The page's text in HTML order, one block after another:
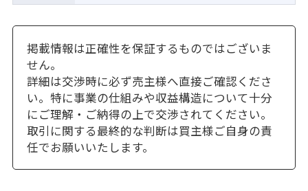
掲載情報は正確性を保証するものではございま
せん。
詳細は交渉時に必ず売主様へ直接ご確認くださ
い。特に事業の仕組みや収益構造について十分
にご理解・ご納得の上で交渉されてください。
取引に関する最終的な判断は買主様ご自身の責
任でお願いいたします。